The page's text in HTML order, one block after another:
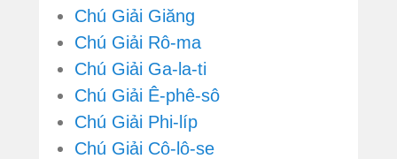
Chú Giải Giăng
Chú Giải Rô-ma
Chú Giải Ga-la-ti
Chú Giải Ê-phê-sô
Chú Giải Phi-líp
Chú Giải Cô-lô-se